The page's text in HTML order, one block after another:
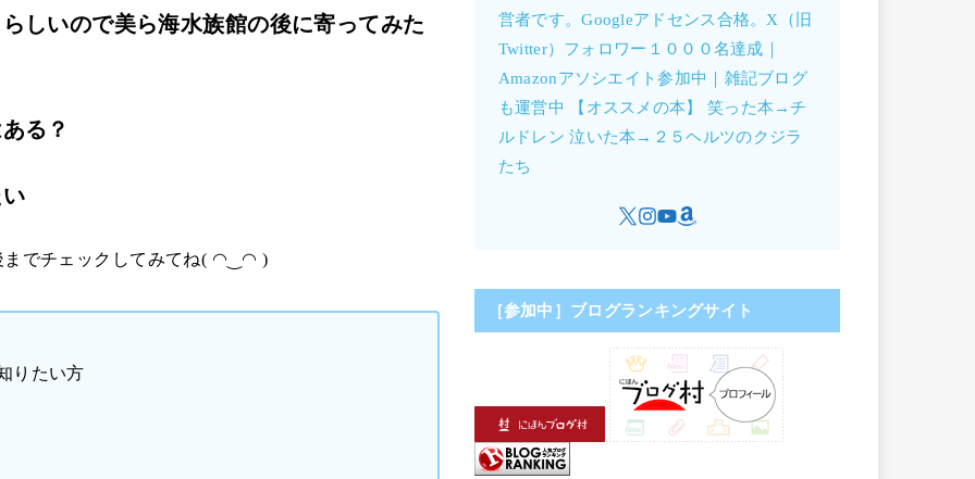
しいので美ら海水族館の後に寄ってみた
る？
までチェックしてみてね( ◠‿◠ )
りたい方
営者です。Googleアドセンス合格。X（旧
Twitter）フォロワー１０００名達成｜
Amazonアソシエイト参加中｜雑記ブログ
も運営中 【オススメの本】 笑った本→チ
ルドレン 泣いた本→２５ヘルツのクジラ
たち
［参加中］ブログランキングサイト